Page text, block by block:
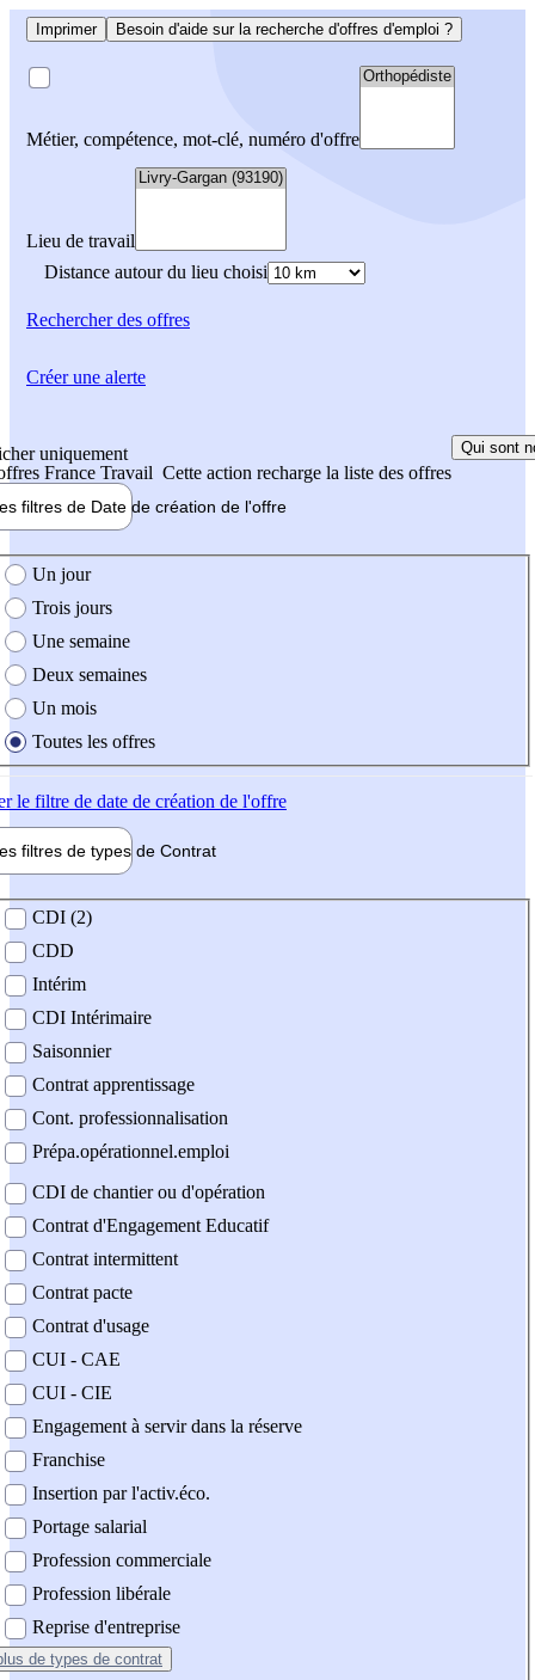
Imprimer Besoin d'aide sur la recherche d'offres d'emploi ?
Métier, compétence, mot-clé, numéro d'offre
Lieu de travail
Distance autour du lieu choisi
Rechercherdes offres
uniquement
France Travail Cette action recharge la liste des offres
Qui sont
filtres de Date de création de l'offre
création de l'offre
Un jour
Trois jours
Une semaine
Deux semaines
Un mois
Toutes les offres
le filtre de date de création de l'offre
filtres de types de Contrat
contrat
CDI (2)
CDD
Intérim
CDI Intérimaire
Saisonnier
Contrat apprentissage
Cont. professionnalisation
Prépa.opérationnel.emploi
CDI de chantier ou d'opération
Contrat d'Engagement Educatif
Contrat intermittent
Contrat pacte
Contrat d'usage
CUI - CAE
CUI - CIE
Engagement à servir dans la réserve
Franchise
Insertion par l'activ.éco.
Portage salarial
Profession commerciale
Profession libérale
Reprise d'entreprise
de types de contrat
Créer une alerte